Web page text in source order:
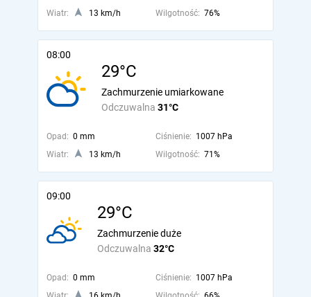
Wiatr: 13 km/h Wilgotność: 76%
08:00
29°C
Odczuwalna 31°C
Zachmurzenie umiarkowane
Opad: 0 mm Ciśnienie: 1007 hPa
Wiatr:
13 km/h Wilgotność: 71%
09:00
29°C
Odczuwalna 32°C
Zachmurzenie duże
Opad: 0 mm Ciśnienie: 1007 hPa